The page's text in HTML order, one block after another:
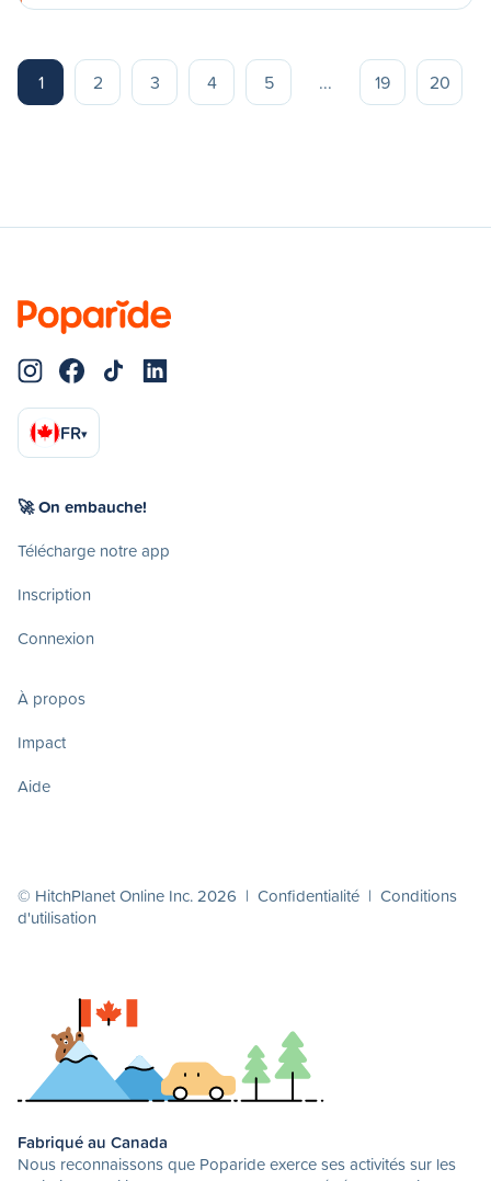
1 2 3 4 5 ... 19 20
FR▾
🚀 On embauche!
Télécharge notre app
Inscription
Connexion
À propos
Impact
Aide
© HitchPlanet Online Inc. 2026 | Confidentialité | Conditions
d'utilisation
Fabriqué au Canada
Nous reconnaissons que Poparide exerce ses activités sur les